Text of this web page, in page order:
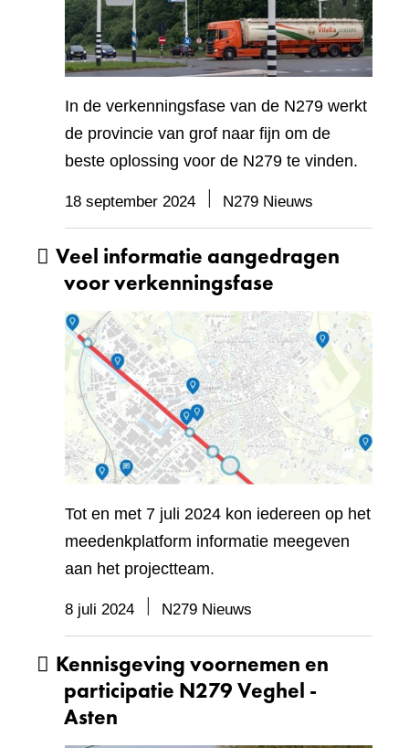
In de verkenningsfase van de N279 werkt
de provincie van grof naar fijn om de
beste oplossing voor de N279 te vinden.
18 september 2024 N279 Nieuws
Veel informatie aangedragen
voor verkenningsfase
Tot en met 7 juli 2024 kon iedereen op het
meedenkplatform informatie meegeven
aan het projectteam.
8 juli 2024 N279 Nieuws
Kennisgeving voornemen en
participatie N279 Veghel -
Asten